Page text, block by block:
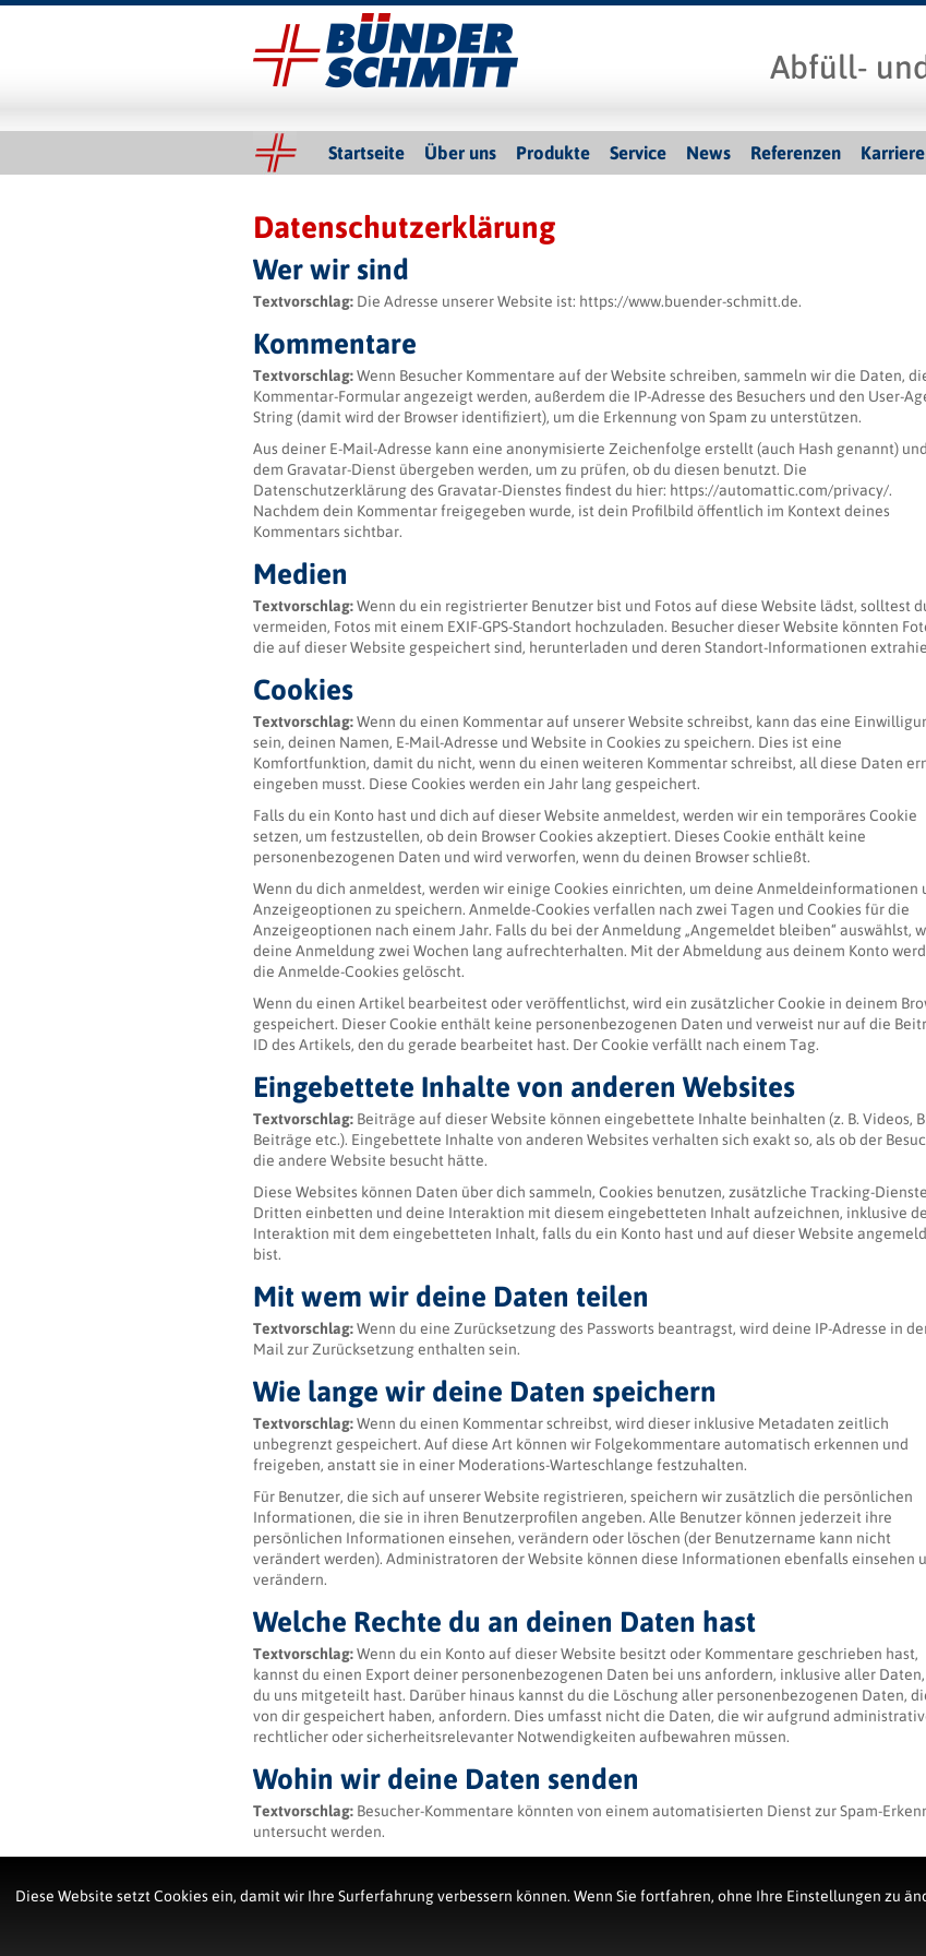
Diese Website setzt Cookies ein, damit wir Ihre Surferfahrung verbessern können. Wenn Sie fortfahren, ohne Ihre Einstellungen zu
Abfüll-
Startseite Über uns Produkte Service News Referenzen Karriere
Datenschutzerklärung
Wer wir sind
Textvorschlag: Die Adresse unserer Website ist: https://www.buender-schmitt.de.
Kommentare
Textvorschlag:Wenn Besucher Kommentare auf der Website schreiben, sammeln wir die Daten,
Kommentar-Formular angezeigt werden, außerdem die IP-Adresse des Besuchers und den User-
String (damit wird der Browser identifiziert), um die Erkennung von Spam zu unterstützen.
Aus deiner E-Mail-Adresse kann eine anonymisierte Zeichenfolge erstellt (auch Hash genannt) und
dem Gravatar-Dienst übergeben werden, um zu prüfen, ob du diesen benutzt. Die
Datenschutzerklärung des Gravatar-Dienstes findest du hier: https://automattic.com/privacy/.
Nachdem dein Kommentar freigegeben wurde, ist dein Profilbild öffentlich im Kontext deines
Kommentars sichtbar.
Medien
Textvorschlag:Wenn du ein registrierter Benutzer bist und Fotos auf diese Website lädst, solltest
vermeiden, Fotos mit einem EXIF-GPS-Standort hochzuladen. Besucher dieser Website könnten
die auf dieser Website gespeichert sind, herunterladen und deren Standort-Informationen
Cookies
Textvorschlag:Wenn du einen Kommentar auf unserer Website schreibst, kann das eine
sein, deinen Namen, E-Mail-Adresse und Website in Cookies zu speichern. Dies ist eine
Komfortfunktion, damit du nicht, wenn du einen weiteren Kommentar schreibst, all diese Daten
eingeben musst. Diese Cookies werden ein Jahr lang gespeichert.
Falls du ein Konto hast und dich auf dieser Website anmeldest, werden wir ein temporäres Cookie
setzen, um festzustellen, ob dein Browser Cookies akzeptiert. Dieses Cookie enthält keine
personenbezogenen Daten und wird verworfen, wenn du deinen Browser schließt.
Wenn du dich anmeldest, werden wir einige Cookies einrichten, um deine Anmeldeinformationen
Anzeigeoptionen zu speichern. Anmelde-Cookies verfallen nach zwei Tagen und Cookies für die
Anzeigeoptionen nach einem Jahr. Falls du bei der Anmeldung „Angemeldet bleiben“ auswählst,
deine Anmeldung zwei Wochen lang aufrechterhalten. Mit der Abmeldung aus deinem Konto
die Anmelde-Cookies gelöscht.
Wenn du einen Artikel bearbeitest oder veröffentlichst, wird ein zusätzlicher Cookie in deinem
gespeichert. Dieser Cookie enthält keine personenbezogenen Daten und verweist nur auf die
ID des Artikels, den du gerade bearbeitet hast. Der Cookie verfällt nach einem Tag.
Eingebettete Inhalte von anderen Websites
Textvorschlag: Beiträge auf dieser Website können eingebettete Inhalte beinhalten (z. B. Videos,
Beiträge etc.). Eingebettete Inhalte von anderen Websites verhalten sich exakt so, als ob der
die andere Website besucht hätte.
Diese Websites können Daten über dich sammeln, Cookies benutzen, zusätzliche Tracking-
Dritten einbetten und deine Interaktion mit diesem eingebetteten Inhalt aufzeichnen, inklusive
Interaktion mit dem eingebetteten Inhalt, falls du ein Konto hast und auf dieser Website
bist.
Mit wem wir deine Daten teilen
Textvorschlag:Wenn du eine Zurücksetzung des Passworts beantragst, wird deine IP-Adresse in
Mail zur Zurücksetzung enthalten sein.
Wie lange wir deine Daten speichern
Textvorschlag:Wenn du einen Kommentar schreibst, wird dieser inklusive Metadaten zeitlich
unbegrenzt gespeichert. Auf diese Art können wir Folgekommentare automatisch erkennen und
freigeben, anstatt sie in einer Moderations-Warteschlange festzuhalten.
Für Benutzer, die sich auf unserer Website registrieren, speichern wir zusätzlich die persönlichen
Informationen, die sie in ihren Benutzerprofilen angeben. Alle Benutzer können jederzeit ihre
persönlichen Informationen einsehen, verändern oder löschen (der Benutzername kann nicht
verändert werden). Administratoren der Website können diese Informationen ebenfalls einsehen
verändern.
Welche Rechte du an deinen Daten hast
Textvorschlag:Wenn du ein Konto auf dieser Website besitzt oder Kommentare geschrieben hast,
kannst du einen Export deiner personenbezogenen Daten bei uns anfordern, inklusive aller
du uns mitgeteilt hast. Darüber hinaus kannst du die Löschung aller personenbezogenen Daten,
von dir gespeichert haben, anfordern. Dies umfasst nicht die Daten, die wir aufgrund
rechtlicher oder sicherheitsrelevanter Notwendigkeiten aufbewahren müssen.
Wohin wir deine Daten senden
Textvorschlag: Besucher-Kommentare könnten von einem automatisierten Dienst zur Spam-
untersucht werden.
Impressum & Copyright